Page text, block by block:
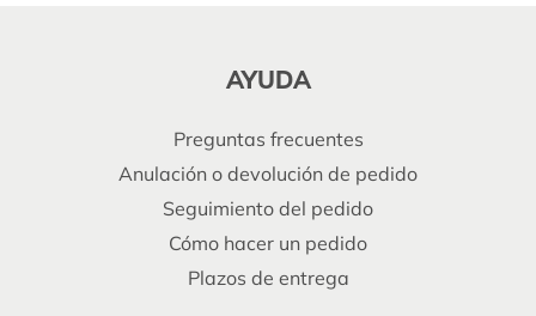
AYUDA
Preguntas frecuentes
Anulación o devolución de pedido
Seguimiento del pedido
Cómo hacer un pedido
Plazos de entrega